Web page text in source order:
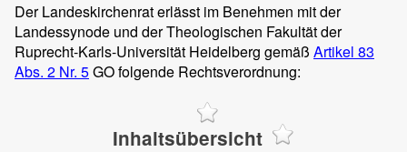
Der Landeskirchenrat erlässt im Benehmen mit der
Landessynode und der Theologischen Fakultät der
Ruprecht-Karls-Universität Heidelberg gemäß Artikel 83
Abs. 2 Nr. 5GO folgende Rechtsverordnung:
Inhaltsübersicht